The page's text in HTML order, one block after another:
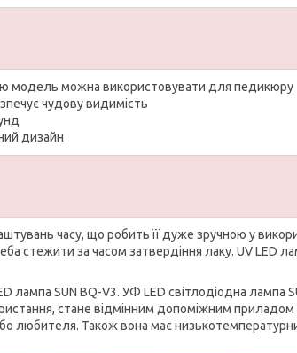
модель можна використовувати для педикюру
чудову видимість
дизайн
часу, що робить її дуже зручною у
стежити за часом затвердіння лаку. UV LED
лампа SUN BQ-V3. УФ LED світлодіодна лампа
стане відмінним допоміжним приладом
любителя. Також вона має